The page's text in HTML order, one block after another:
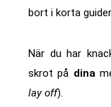
bort i korta
När du har
skrot på dina
lay off).